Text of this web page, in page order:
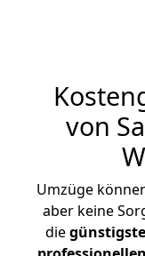
von
Umzüge
aber keine
diegünstigste